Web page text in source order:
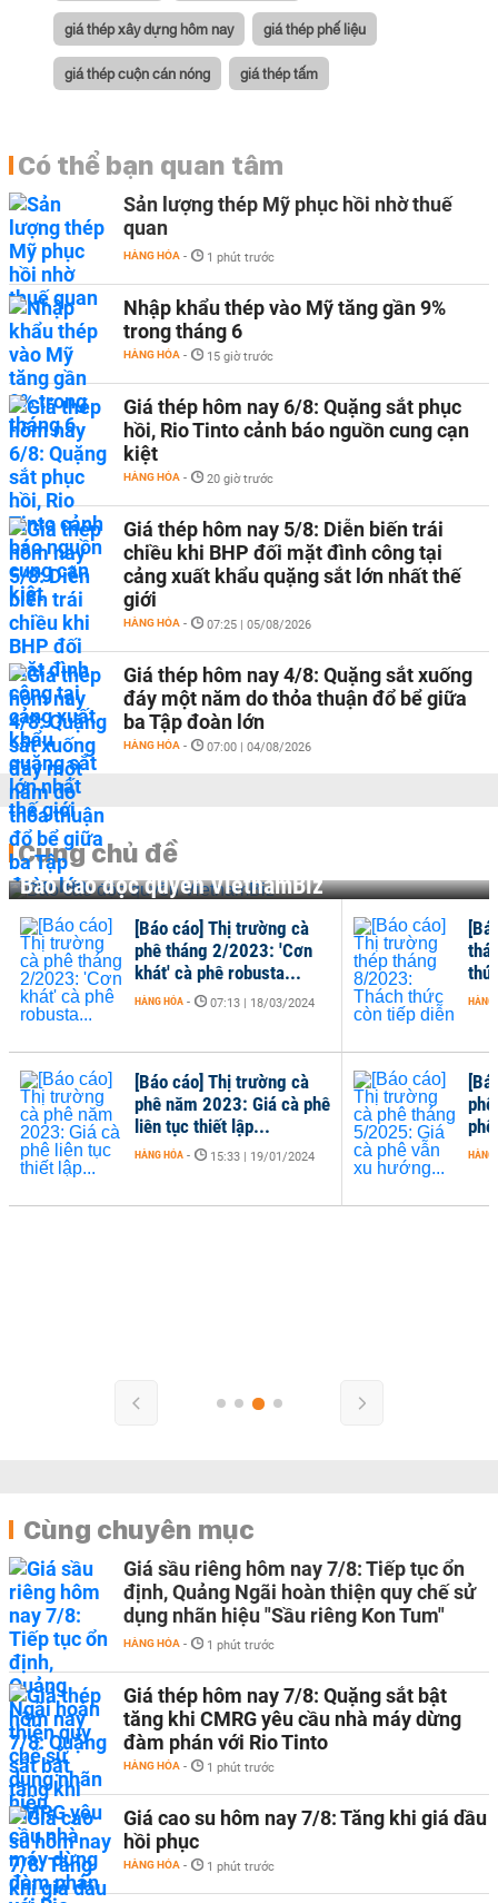
giá thép xây dựng hôm nay giá thép phế liệu
giá thép cuộn cán nóng giá thép tấm
Có thể bạn quan tâm
Sản lượng thép Mỹ phục hồi nhờ thuế
quan
HÀNG HÓA - 1 phút trước
Nhập khẩu thép vào Mỹ tăng gần 9%
trong tháng 6
HÀNG HÓA - 15 giờ trước
Giá thép hôm nay 6/8: Quặng sắt phục
hồi, Rio Tinto cảnh báo nguồn cung cạn
kiệt
HÀNG HÓA - 20 giờ trước
Giá thép hôm nay 5/8: Diễn biến trái
chiều khi BHP đối mặt đình công tại
cảng xuất khẩu quặng sắt lớn nhất thế
giới
HÀNG HÓA - 07:25 | 05/08/2026
Giá thép hôm nay 4/8: Quặng sắt xuống
đáy một năm do thỏa thuận đổ bể giữa
ba Tập đoàn lớn
HÀNG HÓA - 07:00 | 04/08/2026
Cùng chủ đề
Báo cáo độc quyền VietnamBiz
HÀNG
[Báo cáo] Thị trường cà
phê tháng 2/2023: 'Cơn
khát' cà phê robusta...
HÀNG HÓA - 07:13 | 18/03/2024
[Báo cáo] Thị trường cà
phê năm 2023: Giá cà phê
liên tục thiết lập...
HÀNG HÓA - 15:33 | 19/01/2024
HÀNG
Cùng chuyên mục
Giá sầu riêng hôm nay 7/8: Tiếp tục ổn
định, Quảng Ngãi hoàn thiện quy chế sử
dụng nhãn hiệu "Sầu riêng Kon Tum"
HÀNG HÓA - 1 phút trước
Giá thép hôm nay 7/8: Quặng sắt bật
tăng khi CMRG yêu cầu nhà máy dừng
đàm phán với Rio Tinto
HÀNG HÓA - 1 phút trước
Giá cao su hôm nay 7/8: Tăng khi giá dầu
hồi phục
HÀNG HÓA - 1 phút trước